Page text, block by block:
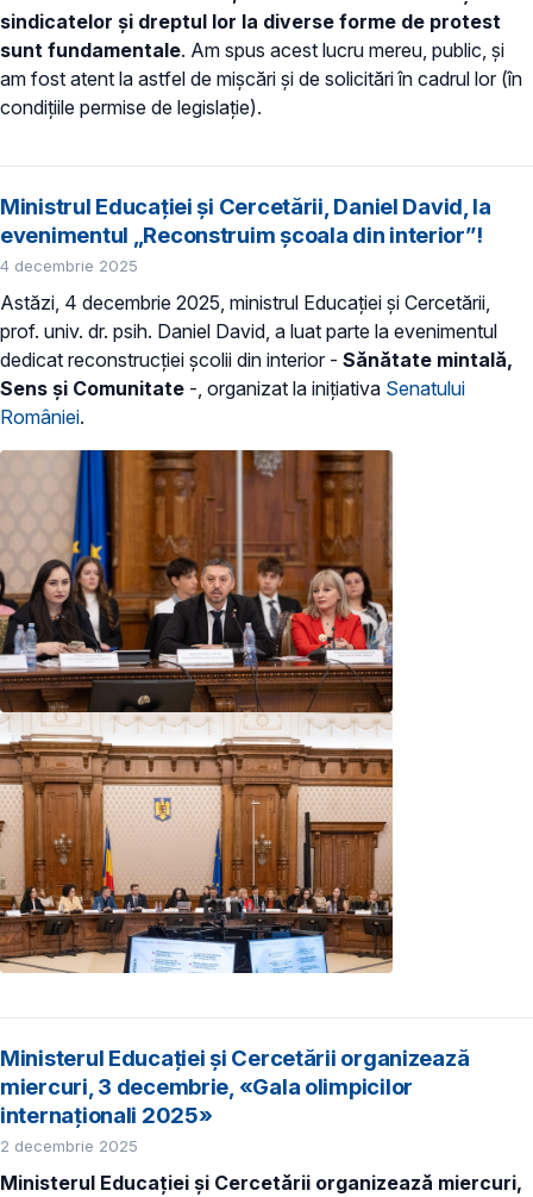
sindicatelor și dreptul lor la diverse forme de protest
sunt fundamentale. Am spus acest lucru mereu, public, și
am fost atent la astfel de mișcări și de solicitări în cadrul lor (în
condițiile permise de legislație).
Ministrul Educației și Cercetării, Daniel David, la
evenimentul „Reconstruim școala din interior”!
4 decembrie 2025
Astăzi, 4 decembrie 2025, ministrul Educației și Cercetării,
prof. univ. dr. psih. Daniel David, a luat parte la evenimentul
dedicat reconstrucției școlii din interior - Sănătate mintală,
Sens și Comunitate -, organizat la inițiativa Senatului
României.
Ministerul Educației și Cercetării organizează
miercuri, 3 decembrie, «Gala olimpicilor
internaționali 2025»
2 decembrie 2025
Ministerul Educației și Cercetării organizează miercuri,